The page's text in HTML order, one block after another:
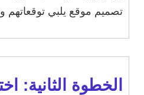
تصميم موقع يلبي توقعاتهم
الخطوة الثانية: